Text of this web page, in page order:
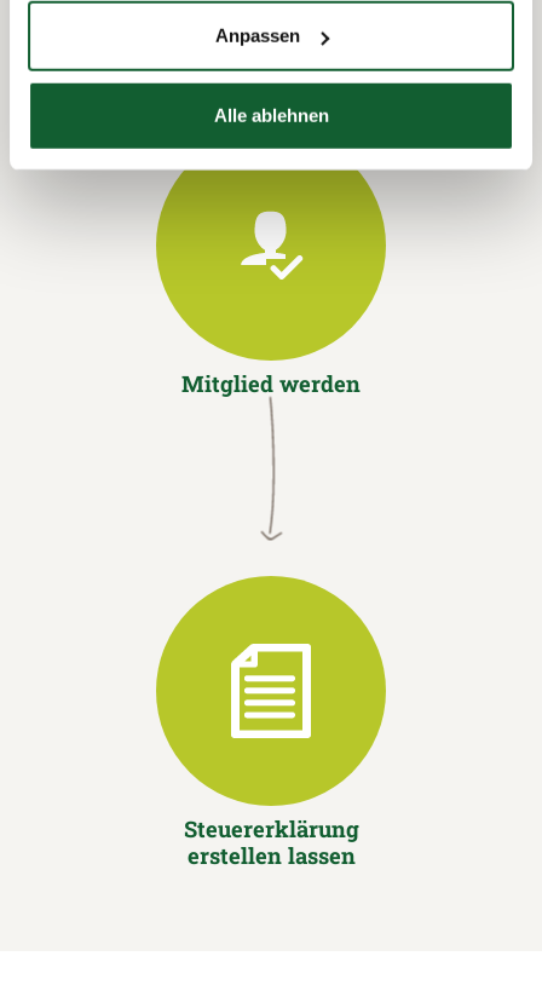
Anpassen
Alle ablehnen
Mitglied werden
Steuererklärung
erstellen lassen